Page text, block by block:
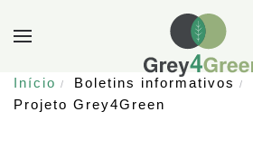
Início Boletins informativos
Projeto Grey4Green